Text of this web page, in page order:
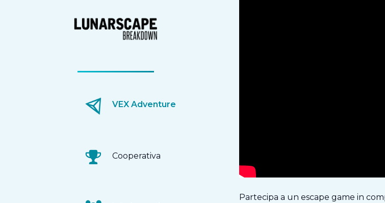
VEX Adventure
Cooperativa
Partecipa a un escape game in